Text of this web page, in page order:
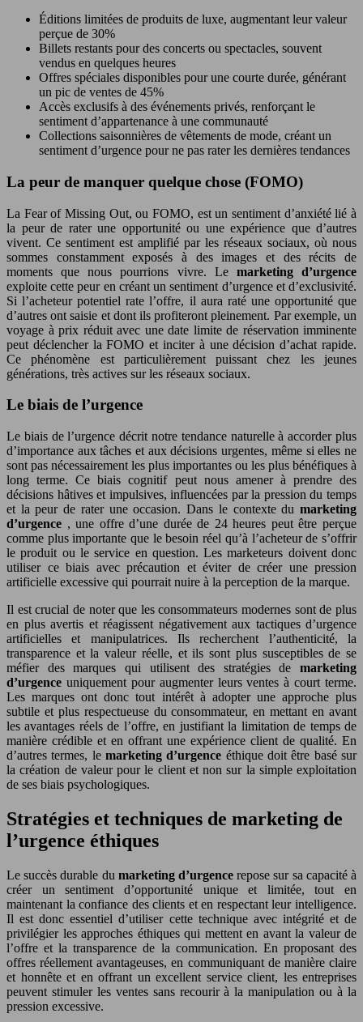
Éditions limitées de produits de luxe, augmentant leur valeur
perçue de 30%
Billets restants pour des concerts ou spectacles, souvent
vendus en quelques heures
Offres spéciales disponibles pour une courte durée, générant
un pic de ventes de 45%
Accès exclusifs à des événements privés, renforçant le
sentiment d’appartenance à une communauté
Collections saisonnières de vêtements de mode, créant un
sentiment d’urgence pour ne pas rater les dernières tendances
La peur de manquer quelque chose (FOMO)
La Fear of Missing Out, ou FOMO, est un sentiment d’anxiété lié à
la peur de rater une opportunité ou une expérience que d’autres
vivent. Ce sentiment est amplifié par les réseaux sociaux, où nous
sommes constamment exposés à des images et des récits de
moments que nous pourrions vivre. Le marketing d’urgence
exploite cette peur en créant un sentiment d’urgence et d’exclusivité.
Si l’acheteur potentiel rate l’offre, il aura raté une opportunité que
d’autres ont saisie et dont ils profiteront pleinement. Par exemple, un
voyage à prix réduit avec une date limite de réservation imminente
peut déclencher la FOMO et inciter à une décision d’achat rapide.
Ce phénomène est particulièrement puissant chez les jeunes
générations, très actives sur les réseaux sociaux.
Le biais de l’urgence
Le biais de l’urgence décrit notre tendance naturelle à accorder plus
d’importance aux tâches et aux décisions urgentes, même si elles ne
sont pas nécessairement les plus importantes ou les plus bénéfiques à
long terme. Ce biais cognitif peut nous amener à prendre des
décisions hâtives et impulsives, influencées par la pression du temps
et la peur de rater une occasion. Dans le contexte du marketing
d’urgence , une offre d’une durée de 24 heures peut être perçue
comme plus importante que le besoin réel qu’à l’acheteur de s’offrir
le produit ou le service en question. Les marketeurs doivent donc
utiliser ce biais avec précaution et éviter de créer une pression
artificielle excessive qui pourrait nuire à la perception de la marque.
Il est crucial de noter que les consommateurs modernes sont de plus
en plus avertis et réagissent négativement aux tactiques d’urgence
artificielles et manipulatrices. Ils recherchent l’authenticité, la
transparence et la valeur réelle, et ils sont plus susceptibles de se
méfier des marques qui utilisent des stratégies de marketing
d’urgence uniquement pour augmenter leurs ventes à court terme.
Les marques ont donc tout intérêt à adopter une approche plus
subtile et plus respectueuse du consommateur, en mettant en avant
les avantages réels de l’offre, en justifiant la limitation de temps de
manière crédible et en offrant une expérience client de qualité. En
d’autres termes, le marketing d’urgence éthique doit être basé sur
la création de valeur pour le client et non sur la simple exploitation
de ses biais psychologiques.
Stratégies et techniques de marketing de
l’urgence éthiques
Le succès durable du marketing d’urgencerepose sur sa capacité à
créer un sentiment d’opportunité unique et limitée, tout en
maintenant la confiance des clients et en respectant leur intelligence.
Il est donc essentiel d’utiliser cette technique avec intégrité et de
privilégier les approches éthiques qui mettent en avant la valeur de
l’offre et la transparence de la communication. En proposant des
offres réellement avantageuses, en communiquant de manière claire
et honnête et en offrant un excellent service client, les entreprises
peuvent stimuler les ventes sans recourir à la manipulation ou à la
pression excessive.